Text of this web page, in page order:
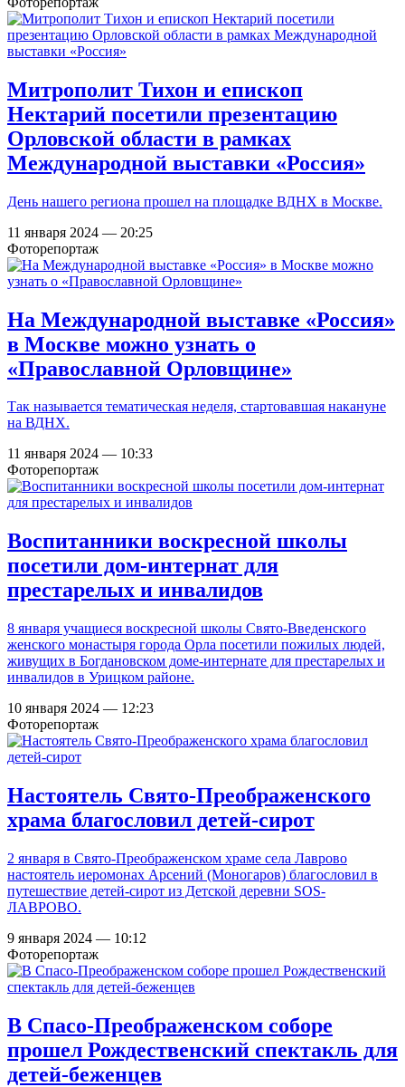
Митрополит Тихон и епископ
Нектарий посетили презентацию
Орловской области в рамках
Международной выставки «Россия»
День нашего региона прошел на площадке ВДНХ в Москве.
11 января 2024 — 20:25
Фоторепортаж
На Международной выставке «Россия»
в Москве можно узнать о
«Православной Орловщине»
Так называется тематическая неделя, стартовавшая накануне
на ВДНХ.
11 января 2024 — 10:33
Фоторепортаж
Воспитанники воскресной школы
посетили дом-интернат для
престарелых и инвалидов
8 января учащиеся воскресной школы Свято-Введенского
женского монастыря города Орла посетили пожилых людей,
живущих в Богдановском доме-интернате для престарелых и
инвалидов в Урицком районе.
10 января 2024 — 12:23
Фоторепортаж
Настоятель Свято-Преображенского
храма благословил детей-сирот
2 января в Свято-Преображенском храме села Лаврово
настоятель иеромонах Арсений (Моногаров) благословил в
путешествие детей-сирот из Детской деревни SOS-
ЛАВРОВО.
9 января 2024 — 10:12
Фоторепортаж
В Спасо-Преображенском соборе
прошел Рождественский спектакль для
детей-беженцев